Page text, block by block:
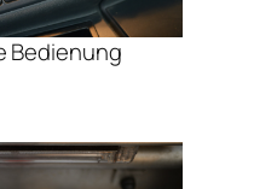
Bedienung